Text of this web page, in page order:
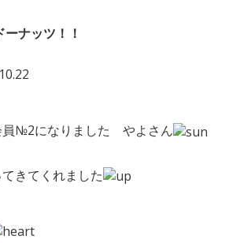
ーナッツ！！
№2になりました やよさん
きてくれました